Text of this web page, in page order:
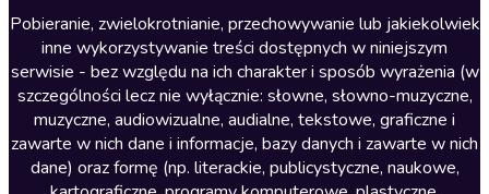
Literatura anglojęzyczna
Literatura faktu
Literatura obyczajowa
Literatura piękna obca
Literatura piękna polska
Pobieranie, zwielokrotnianie, przechowywanie lub jakiekolwiek
inne wykorzystywanie treści dostępnych w niniejszym
serwisie - bez względu na ich charakter i sposób wyrażenia (w
szczególności lecz nie wyłącznie: słowne, słowno-muzyczne,
muzyczne, audiowizualne, audialne, tekstowe, graficzne i
zawarte w nich dane i informacje, bazy danych i zawarte w nich
dane) oraz formę (np. literackie, publicystyczne, naukowe,